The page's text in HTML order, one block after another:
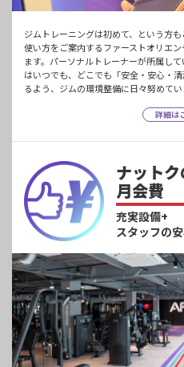
ジムトレーニングは初めて、という方
使い方をご案内するファーストオリエ
ます。パーソナルトレーナーが所属し
はいつでも、どこでも「安全・安心・
るよう、ジムの環境整備に日々努めてい
詳細は
ナットク
月会費
充実設備+
スタッフの